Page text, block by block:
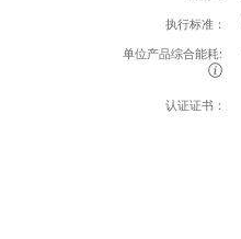
执行标准：
单位产品综合能耗:
认证证书：